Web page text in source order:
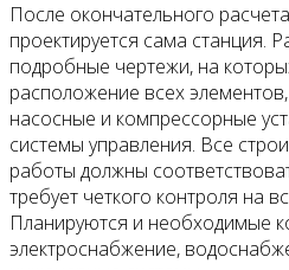
После окончательного
проектируется сама станция.
подробные чертежи, на
расположение всех
насосные и компрессорные
системы управления. Все
работы должны
требует четкого контроля на
Планируются и необходимые
электроснабжение,